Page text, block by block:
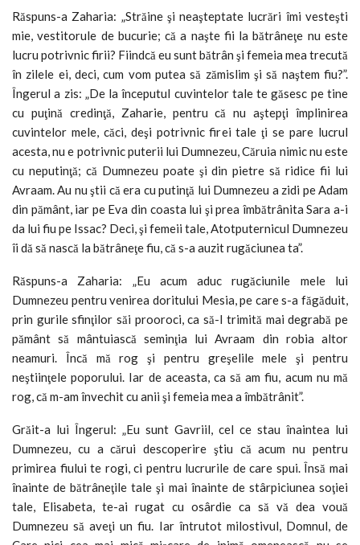
Răspuns-a Zaharia: „Străine şi neaşteptate lucrări îmi vesteşti
mie, vestitorule de bucurie; că a naşte fii la bătrâneţe nu este
lucru potrivnic firii? Fiindcă eu sunt bătrân şi femeia mea trecută
în zilele ei, deci, cum vom putea să zămislim şi să naştem fiu?”.
Îngerul a zis: „De la începutul cuvintelor tale te găsesc pe tine
cu puţină credinţă, Zaharie, pentru că nu aştepţi împlinirea
cuvintelor mele, căci, deşi potrivnic firei tale ţi se pare lucrul
acesta, nu e potrivnic puterii lui Dumnezeu, Căruia nimic nu este
cu neputinţă; că Dumnezeu poate şi din pietre să ridice fii lui
Avraam. Au nu ştii că era cu putinţă lui Dumnezeu a zidi pe Adam
din pământ, iar pe Eva din coasta lui şi prea îmbătrânita Sara a-i
da lui fiu pe Issac? Deci, şi femeii tale, Atotputernicul Dumnezeu
îi dă să nască la bătrâneţe fiu, că s-a auzit rugăciunea ta”.
Răspuns-a Zaharia: „Eu acum aduc rugăciunile mele lui
Dumnezeu pentru venirea doritului Mesia, pe care s-a făgăduit,
prin gurile sfinţilor săi prooroci, ca să-l trimită mai degrabă pe
pământ să mântuiască seminţia lui Avraam din robia altor
neamuri. Încă mă rog şi pentru greşelile mele şi pentru
neştiinţele poporului. Iar de aceasta, ca să am fiu, acum nu mă
rog, că m-am învechit cu anii şi femeia mea a îmbătrânit”.
Grăit-a lui Îngerul: „Eu sunt Gavriil, cel ce stau înaintea lui
Dumnezeu, cu a cărui descoperire ştiu că acum nu pentru
primirea fiului te rogi, ci pentru lucrurile de care spui. Însă mai
înainte de bătrâneţile tale şi mai înainte de stârpiciunea soţiei
tale, Elisabeta, te-ai rugat cu osârdie ca să vă dea vouă
Dumnezeu să aveţi un fiu. Iar întrutot milostivul, Domnul, de